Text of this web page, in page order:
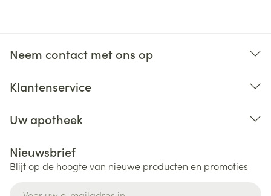
Neem contact met ons op
Klantenservice
Uw apotheek
Nieuwsbrief
Blijf op de hoogte van nieuwe producten en promoties